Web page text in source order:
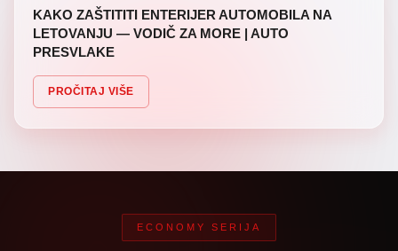
KAKO ZAŠTITITI ENTERIJER AUTOMOBILA NA
LETOVANJU — VODIČ ZA MORE | AUTO
PRESVLAKE
PROČITAJ VIŠE
ECONOMY SERIJA